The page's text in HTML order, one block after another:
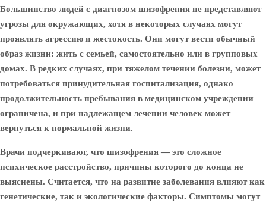
Большинство людей с диагнозом шизофрения не представляют
угрозы для окружающих, хотя в некоторых случаях могут
проявлять агрессию и жестокость. Они могут вести обычный
образ жизни: жить с семьей, самостоятельно или в групповых
домах. В редких случаях, при тяжелом течении болезни, может
потребоваться принудительная госпитализация, однако
продолжительность пребывания в медицинском учреждении
ограничена, и при надлежащем лечении человек может
вернуться к нормальной жизни.
Врачи подчеркивают, что шизофрения — это сложное
психическое расстройство, причины которого до конца не
выяснены. Считается, что на развитие заболевания влияют как
генетические, так и экологические факторы. Симптомы могут